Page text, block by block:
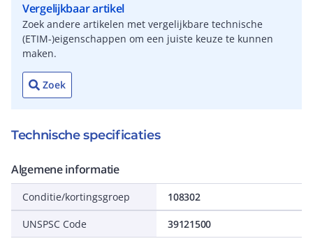
Vergelijkbaar artikel
Zoek andere artikelen met vergelijkbare technische
(ETIM-)eigenschappen om een juiste keuze te kunnen
maken.
Zoek
Technische specificaties
Algemene informatie
Conditie/kortingsgroep 108302
UNSPSC Code 39121500